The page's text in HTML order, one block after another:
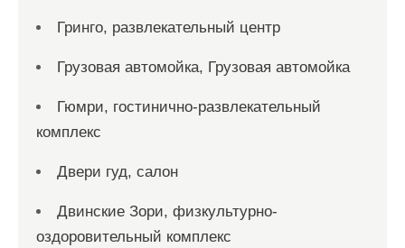
Гринго, развлекательный центр
Грузовая автомойка, Грузовая автомойка
Гюмри, гостинично-развлекательный
комплекс
Двери гуд, салон
Двинские Зори, физкультурно-
оздоровительный комплекс